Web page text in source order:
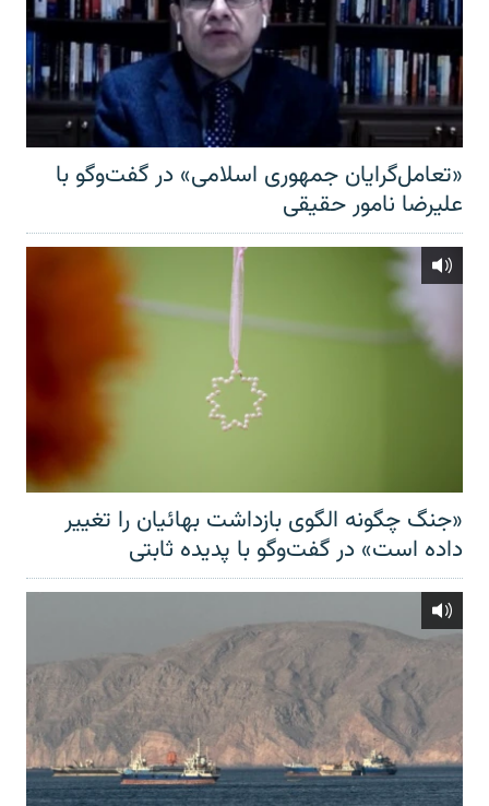
«تعامل‌گرایان جمهوری اسلامی» در گفت‌وگو با
علیرضا نامور حقیقی
«جنگ چگونه الگوی بازداشت بهائیان را تغییر
داده است» در گفت‌وگو با پدیده ثابتی